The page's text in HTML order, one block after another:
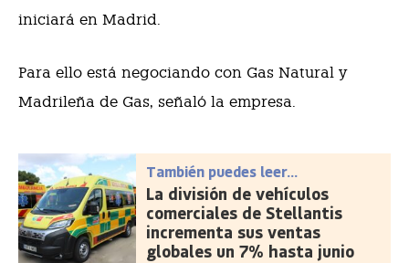
iniciará en Madrid.
Para ello está negociando con Gas Natural y
Madrileña de Gas, señaló la empresa.
También puedes leer...
La división de vehículos
comerciales de Stellantis
incrementa sus ventas
globales un 7% hasta junio